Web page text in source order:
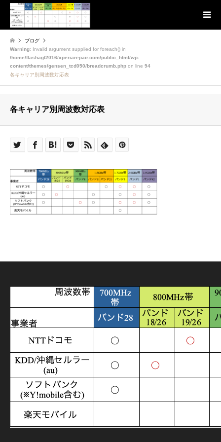
ブログ
Warning: Invalid argument supplied for foreach() in
/home/flashagt2016/xperiarepair.com/public_html/wp-
content/themes/gensen_tcd050/breadcrumb.php on line 94
各キャリア別周波数対応表
各キャリア別周波数対応表